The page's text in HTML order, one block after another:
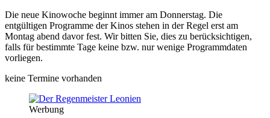
Die neue Kinowoche beginnt immer am Donnerstag. Die
entgültigen Programme der Kinos stehen in der Regel erst am
Montag abend davor fest. Wir bitten Sie, dies zu berücksichtigen,
falls für bestimmte Tage keine bzw. nur wenige Programmdaten
vorliegen.
keine Termine vorhanden
Werbung